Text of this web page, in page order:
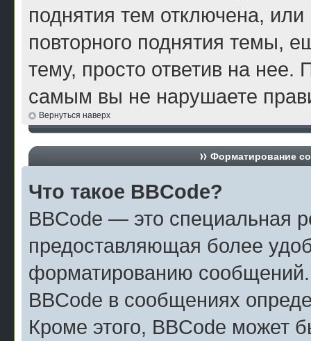
поднятия тем отключена,
повторного поднятия темы,
тему, просто ответив на нее.
самым вы не нарушаете
Вернуться наверх
Форматирование
Что такое BBCode?
BBCode — это специальная
предоставляющая более
форматированию
BBCode в сообщениях
Кроме этого, BBCode может